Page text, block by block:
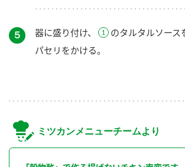
５ 器に盛り付け、
のタルタルソース
パセリをかける。
ミツカンメニューチームより